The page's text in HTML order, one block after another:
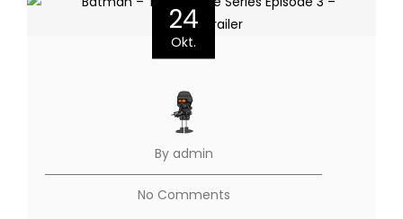
24
Okt.
By admin
No Comments